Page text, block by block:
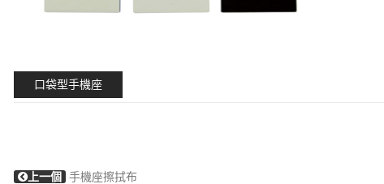
口袋型手機座
上一個 手機座擦拭布